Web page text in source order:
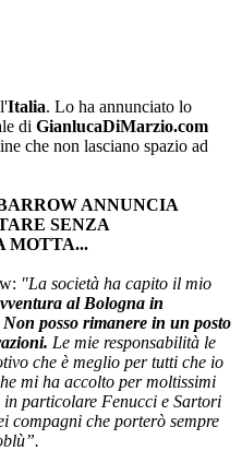
Italia. Lo ha annunciato lo
di GianlucaDiMarzio.com
che non lasciano spazio ad
ANNUNCIA
SENZA
MOTTA...
"La società ha capito il mio
al Bologna in
Non posso rimanere in un posto
Le mie responsabilità le
che è meglio per tutti che io
mi ha accolto per moltissimi
particolare Fenucci e Sartori
compagni che porterò sempre